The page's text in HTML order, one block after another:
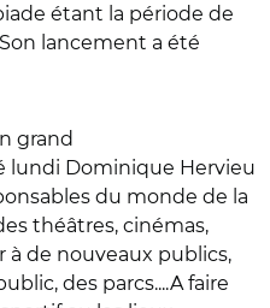
étant la période de
lancement a été
grand
lundi Dominique Hervieu
du monde de la
théâtres, cinémas,
à de nouveaux publics,
des parcs....A faire